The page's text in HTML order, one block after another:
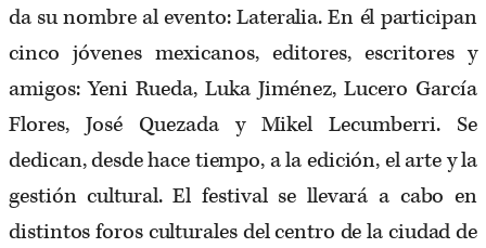
da su nombre al evento: Lateralia. En él participan
cinco jóvenes mexicanos, editores, escritores y
amigos: Yeni Rueda, Luka Jiménez, Lucero García
Flores, José Quezada y Mikel Lecumberri. Se
dedican, desde hace tiempo, a la edición, el arte y la
gestión cultural. El festival se llevará a cabo en
distintos foros culturales del centro de la ciudad de